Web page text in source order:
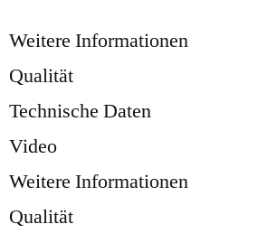
Weitere Informationen
Qualität
Technische Daten
Video
Weitere Informationen
Qualität